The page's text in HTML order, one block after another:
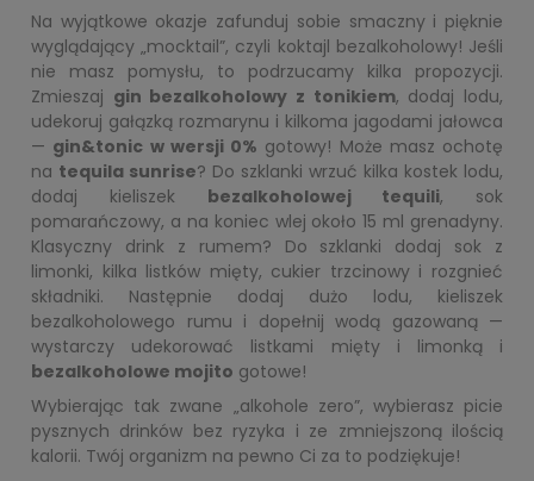
Na wyjątkowe okazje zafunduj sobie smaczny i pięknie
wyglądający „mocktail”, czyli koktajl bezalkoholowy! Jeśli
nie masz pomysłu, to podrzucamy kilka propozycji.
Zmieszaj gin bezalkoholowy z tonikiem, dodaj lodu,
udekoruj gałązką rozmarynu i kilkoma jagodami jałowca
— gin&tonic w wersji 0% gotowy! Może masz ochotę
na tequila sunrise? Do szklanki wrzuć kilka kostek lodu,
dodaj kieliszek bezalkoholowej tequili, sok
pomarańczowy, a na koniec wlej około 15 ml grenadyny.
Klasyczny drink z rumem? Do szklanki dodaj sok z
limonki, kilka listków mięty, cukier trzcinowy i rozgnieć
składniki. Następnie dodaj dużo lodu, kieliszek
bezalkoholowego rumu i dopełnij wodą gazowaną —
wystarczy udekorować listkami mięty i limonką i
bezalkoholowe mojito gotowe!
Wybierając tak zwane „alkohole zero”, wybierasz picie
pysznych drinków bez ryzyka i ze zmniejszoną ilością
kalorii. Twój organizm na pewno Ci za to podziękuje!